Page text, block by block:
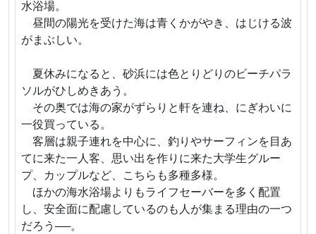
水浴場。
昼間の陽光を受けた海は青くかがやき、はじける波
がまぶしい。
夏休みになると、砂浜には色とりどりのビーチパラ
ソルがひしめきあう。
その奥では海の家がずらりと軒を連ね、にぎわいに
一役買っている。
客層は親子連れを中心に、釣りやサーフィンを目あ
てに来た一人客、思い出を作りに来た大学生グルー
プ、カップルなど、こちらも多種多様。
ほかの海水浴場よりもライフセーバーを多く配置
し、安全面に配慮しているのも人が集まる理由の一つ
だろう──。